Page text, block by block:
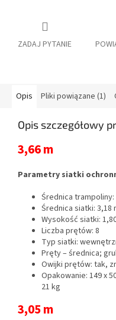
ZADAJ PYTANIE
Opis Pliki powiązane (1)
Opis szczegółowy
3,66 m
Parametry siatki
Średnica trampoliny:
Średnica siatki: 3,18
Wysokość siatki:
Liczba prętów: 8
Typ siatki:
Pręty – średnica;
Owijki prętów: tak,
Opakowanie: 149 x
21 kg
3,05 m